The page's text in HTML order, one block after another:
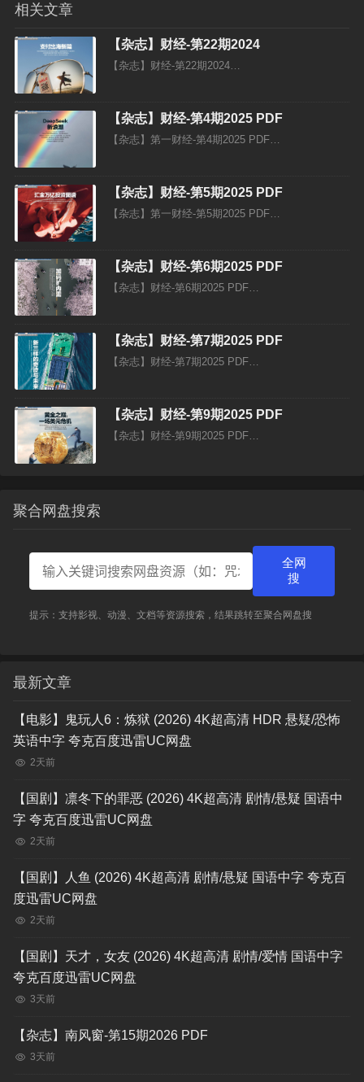
相关文章
【杂志】财经-第22期2024
【杂志】财经-第22期2024…
【杂志】财经-第4期2025 PDF
【杂志】第一财经-第4期2025 PDF…
【杂志】财经-第5期2025 PDF
【杂志】第一财经-第5期2025 PDF…
【杂志】财经-第6期2025 PDF
【杂志】财经-第6期2025 PDF…
【杂志】财经-第7期2025 PDF
【杂志】财经-第7期2025 PDF…
【杂志】财经-第9期2025 PDF
【杂志】财经-第9期2025 PDF…
聚合网盘搜索
全网
搜
提示：支持影视、动漫、文档等资源搜索，结果跳转至聚合网盘搜
最新文章
【电影】鬼玩人6：炼狱 (2026) 4K超高清 HDR 悬疑/恐怖
英语中字 夸克百度迅雷UC网盘
2天前
【国剧】凛冬下的罪恶 (2026) 4K超高清 剧情/悬疑 国语中
字 夸克百度迅雷UC网盘
2天前
【国剧】人鱼 (2026) 4K超高清 剧情/悬疑 国语中字 夸克百
度迅雷UC网盘
2天前
【国剧】天才，女友 (2026) 4K超高清 剧情/爱情 国语中字
夸克百度迅雷UC网盘
3天前
【杂志】南风窗-第15期2026 PDF
3天前